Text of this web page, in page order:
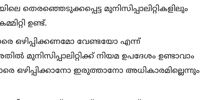
തെരഞ്ഞെടുക്കപ്പെട്ട മുനിസിപ്പാലിറ്റികളിലും
ഉണ്ട്.
ഒഴിപ്പിക്കണമോ വേണ്ടയോ എന്ന്
മുനിസിപ്പാലിറ്റിക്ക് നിയമ ഉപദേശം ഉണ്ടാവാം
ഒഴിപ്പിക്കാനോ ഇരുത്താനോ അധികാരമില്ലെന്നും